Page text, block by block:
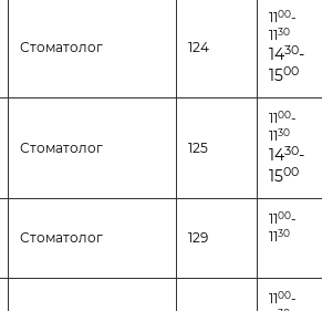
Стоматолог 124
1100-
1130
1430-
1500
Стоматолог 125
1100-
1130
1430-
1500
Стоматолог 129
1100-
1130
1100-